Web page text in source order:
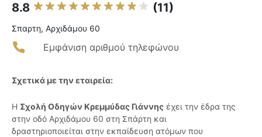
8.8 (11)
Σπαρτη, Αρχιδάμου 60
Εμφάνιση αριθμού τηλεφώνου
Σχετικά με την εταιρεία:
Η Σχολή Οδηγών Κρεμμύδας Γιάννης έχει την έδρα της
στην οδό Αρχιδάμου 60 στη Σπάρτη και
δραστηριοποιείται στην εκπαίδευση ατόμων που